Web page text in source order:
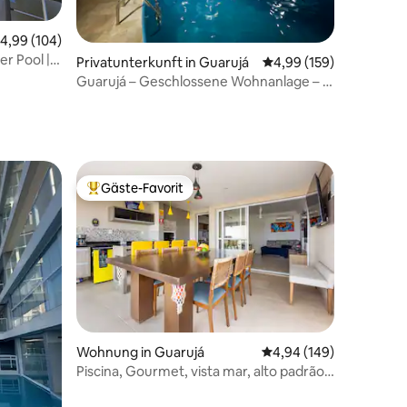
Bewertungen
Bewertung: 4,99 von 5, 104 Bewertungen
4,99 (104)
Pool |
Privatunterkunft in Guarujá Durchschnittliche
4,99 (159)
Guarujá – Geschlossene Wohnanlage – 5
Bewertungen
Beliebter Gäste-Favorit.
Gäste-Favorit
Wohnung in Guarujá Durchschnittliche
4,94 (149)
Piscina, Gourmet, vista mar, alto padrão,